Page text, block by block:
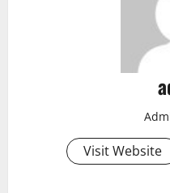
Visit Website